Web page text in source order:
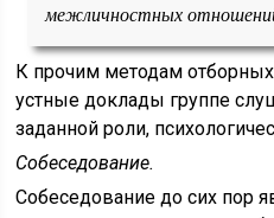
межличностных
К прочим методам отборных
устные доклады группе
заданной роли,
Собеседование.
Собеседование до сих пор